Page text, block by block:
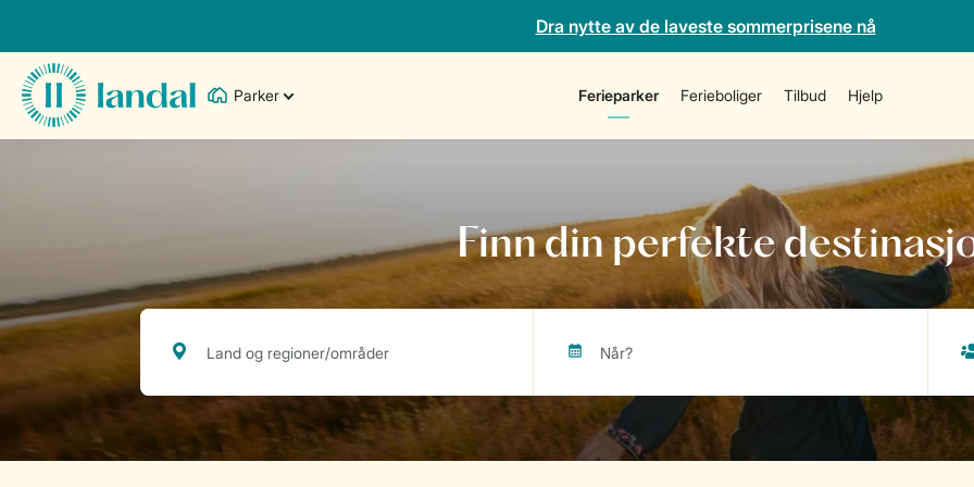
Dra nytte av de laveste sommerprisene nå
Parker Ferieparker Ferieboliger Tilbud Hjelp